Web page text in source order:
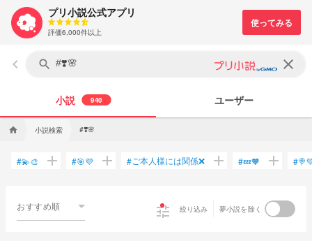
プリ小説公式アプリ
評価6,000件以上
keyboard_arrow_left search clear
小説 940 ユーザー
home 小説検索 #❣️🌸
#💫🎨 add #🎯💜 add #ご本人様には関係❌ add #💤🧡 add #
おすすめ順 tune 絞り込み 夢小説を除く